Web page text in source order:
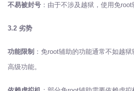
不易被封号 ：由于不涉及越狱，使用免
3.2 劣势
功能限制 ：免root辅助的功能通常不如越
高级功能。